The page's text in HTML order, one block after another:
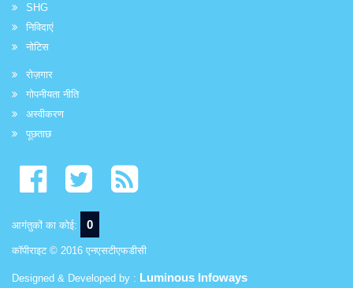
SHG
निविदाएं
नोटिस
रोज़गार
गोपनीयता नीति
अस्वीकरण
पूछताछ
आगंतुकों का कोई: 0
कॉपीराइट © 2016 एनएसटीएफडीसी
Designed & Developed by : Luminous Infoways